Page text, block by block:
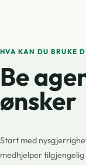
HVA KAN DU BRUKE
Be
ønsker
Start med
medhjelper